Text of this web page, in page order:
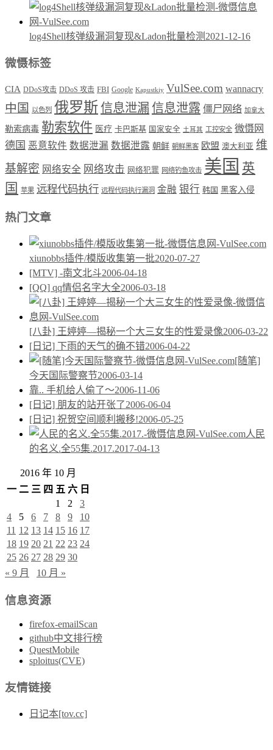
log4Shell核弹级漏洞复现&Ladon批量检测 2021-12-16
微慑标签
CIA DDoS攻击 DDoS 攻击 FBI Google Kapustkiy VulSee.com wannacry
中国 以色列 俄罗斯信息泄漏信息泄露 僵尸网络 加拿大
勒索病毒 勒索软件 医疗 卡巴斯基 国家安全 土耳其 工控安全 微慑网
德国 恶意软件 数据泄漏 数据泄露 朝鲜 朝鲜黑客 欧盟 澳大利亚 维
基解密 网络安全 网络攻击 网络犯罪 网络钓鱼攻击 美国 英
国
苹果 远程代码执行 远程代码执行漏洞 金融 银行 韩国 黑客入侵
热门文章
xiunobbs插件/模版收集第一批2020-07-27
[MTV] -南文北斗2006-04-18
[QQ] qq情侣名字大全2006-03-18
[八卦] 王婷婷—揭秘一个大三女生的性爱录像2006-03-22
[日记] 下雨的天气的确不错2006-04-22
[随笔]
今天国际警察节2006-03-14
靠.. 手机给人偷了～2006-11-06
[日记] 朋友的站开张了2006-06-04
[日记] 祝贺空间顺利搬移!2006-05-25
人民
的名义.全55集.2017.2017-04-13
2016 年 10 月
一 二 三 四 五 六 日
1
2
3
4
5 6 7 8 9
10
11 12 13 14 15 16 17
18 19 20 21 22 23 24
25 26 27 28 29 30
« 9 月
10 月 »
信息资源
firefox-emailScan
github中文排行榜
QuestMobile
sploitus(CVE)
友情链接
日记本[tov.cc]